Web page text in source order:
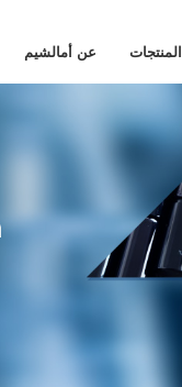
عن أمالشيم المنتجات